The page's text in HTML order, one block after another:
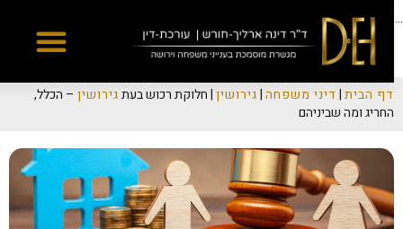
Yes
...
דף הבית|דיני משפחה|גירושין|חלוקת רכוש בעתגירושין– הכלל,
החריג ומה שביניהם